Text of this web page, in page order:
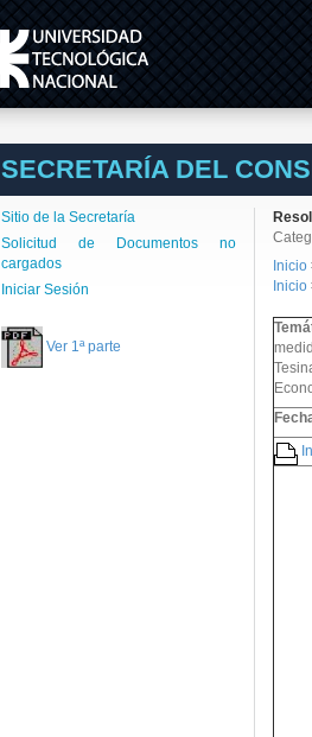
SECRETARÍA DEL
Sitio de la Secretaría
Solicitud de Documentos no
cargados
Iniciar Sesión
Ver 1ª parte
Inicio
Inicio